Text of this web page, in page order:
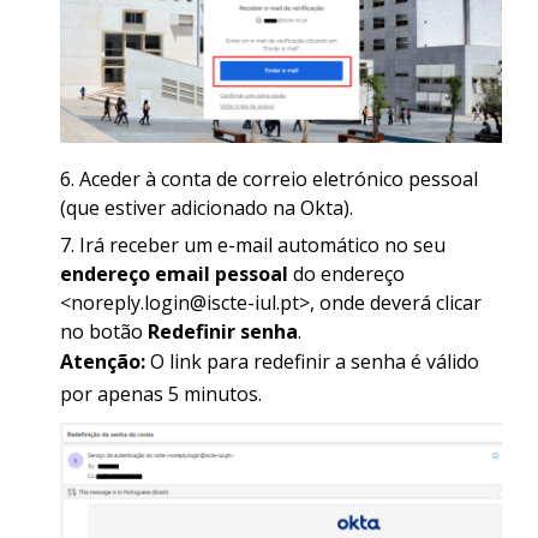
Aceder à conta de correio eletrónico pessoal
(que estiver adicionado na Okta).
Irá receber um e-mail automático no seu
endereço email pessoal do endereço
<noreply.login@iscte-iul.pt>, onde deverá clicar
no botão Redefinir senha.
Atenção:O link para redefinir a senha é válido
por apenas 5 minutos.